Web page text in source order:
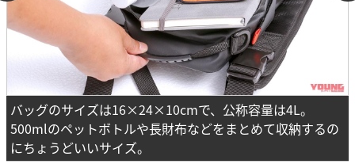
バッグのサイズは16×24×10cmで、公称容量は4L。
500mlのペットボトルや長財布などをまとめて収納するの
にちょうどいいサイズ。